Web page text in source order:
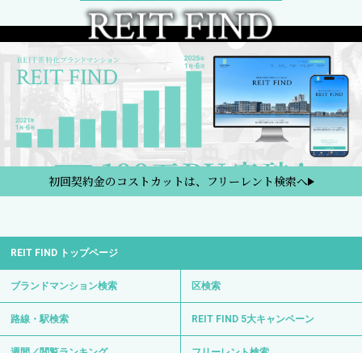
初回契約金のコストカットは、フリーレント検索へ
REIT FIND トップページ
ブランドマンション検索 区検索
路線・駅検索 REIT FIND 5大キャンペーン
新着部屋一覧
2日以内の新着、条件改定物件 検討中リスト
プライバシーポリシー 金融商品の販売に関して
REIT FINDからのお知らせ サイトマップ